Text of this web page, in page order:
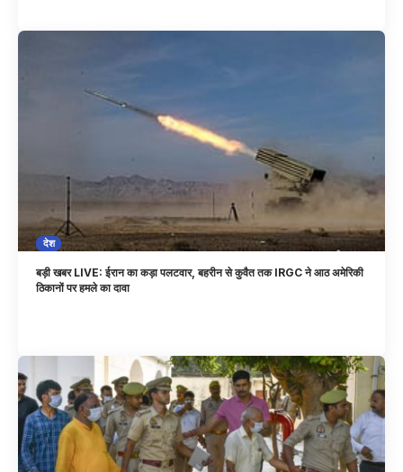
देश
बड़ी खबर LIVE: ईरान का कड़ा पलटवार, बहरीन से कुवैत तक IRGC ने आठ अमेरिकी
ठिकानों पर हमले का दावा